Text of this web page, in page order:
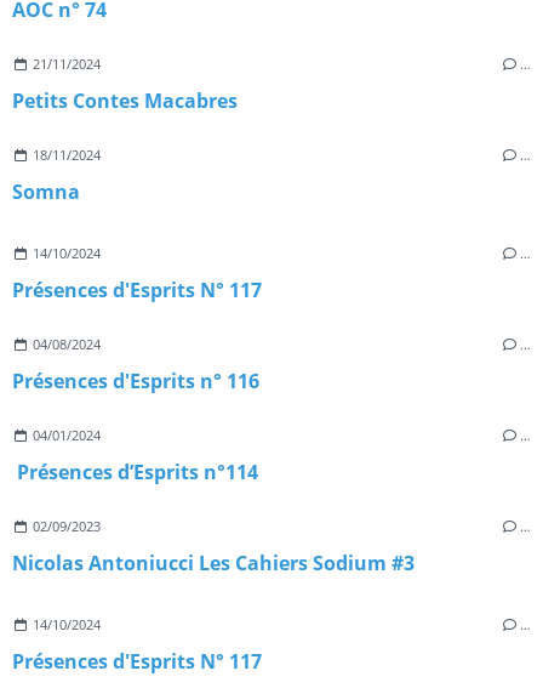
AOC n° 74
21/11/2024 …
Petits Contes Macabres
18/11/2024 …
Somna
14/10/2024 …
Présences d'Esprits N° 117
04/08/2024 …
Présences d'Esprits n° 116
04/01/2024 …
Présences d’Esprits n°114
02/09/2023 …
Nicolas Antoniucci Les Cahiers Sodium #3
14/10/2024 …
Présences d'Esprits N° 117